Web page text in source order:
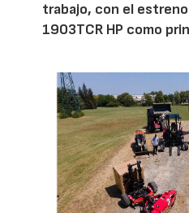
trabajo, con el estreno
1903TCR HP como